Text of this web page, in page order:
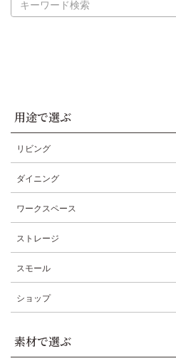
用途で選ぶ
リビング
ダイニング
ワークスペース
ストレージ
スモール
ショップ
素材で選ぶ